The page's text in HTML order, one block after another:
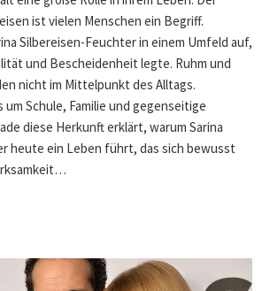
ist vielen Menschen ein Begriff.
Silbereisen-Feuchter in einem Umfeld auf,
und Bescheidenheit legte. Ruhm und
nicht im Mittelpunkt des Alltags.
Schule, Familie und gegenseitige
diese Herkunft erklärt, warum Sarina
heute ein Leben führt, das sich bewusst